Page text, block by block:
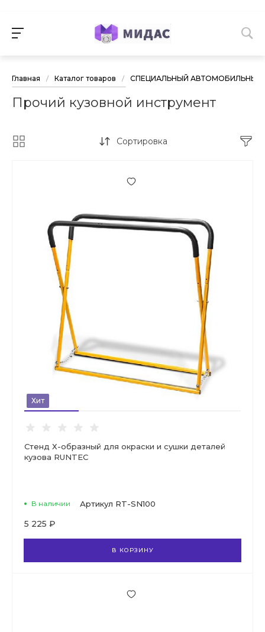
Главная / Каталог товаров / СПЕЦИАЛЬНЫЙ АВТОМОБИЛЬНЫЙ
Прочий кузовной инструмент
Сортировка
Хит
Стенд Х-образный для окраски и сушки деталей
кузова RUNTEC
В наличии Артикул RT-SN100
5 225 ₽
В КОРЗИНУ